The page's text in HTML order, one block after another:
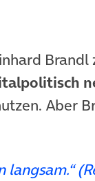
Brandl
Aber